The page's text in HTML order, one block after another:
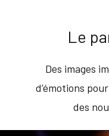
Le
Des images
d’émotions
des